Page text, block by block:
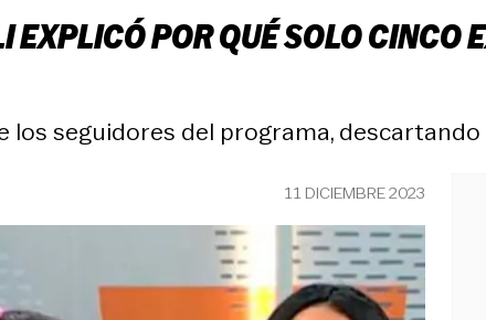
POR QUÉ SOLO CINCO
seguidores del programa,
11 DICIEMBRE 2023